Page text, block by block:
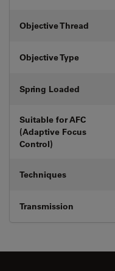
Objective Thread
Objective Type
Spring Loaded
Suitable for AFC
(Adaptive Focus
Control)
Techniques
Transmission